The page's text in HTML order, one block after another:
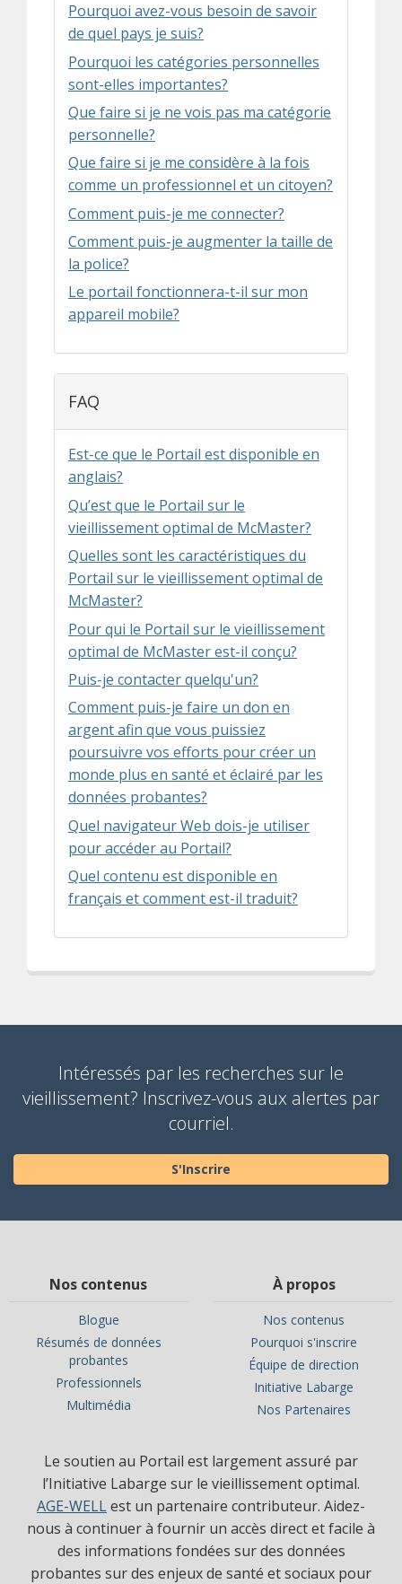
Pourquoi avez-vous besoin de savoir
de quel pays je suis?
Pourquoi les catégories personnelles
sont-elles importantes?
Que faire si je ne vois pas ma catégorie
personnelle?
Que faire si je me considère à la fois
comme un professionnel et un citoyen?
Comment puis-je me connecter?
Comment puis-je augmenter la taille de
la police?
Le portail fonctionnera-t-il sur mon
appareil mobile?
FAQ
Est-ce que le Portail est disponible en
anglais?
Qu’est que le Portail sur le
vieillissement optimal de McMaster?
Quelles sont les caractéristiques du
Portail sur le vieillissement optimal de
McMaster?
Pour qui le Portail sur le vieillissement
optimal de McMaster est-il conçu?
Puis-je contacter quelqu'un?
Comment puis-je faire un don en
argent afin que vous puissiez
poursuivre vos efforts pour créer un
monde plus en santé et éclairé par les
données probantes?
Quel navigateur Web dois-je utiliser
pour accéder au Portail?
Quel contenu est disponible en
français et comment est-il traduit?
Intéressés par les recherches sur le
vieillissement? Inscrivez-vous aux alertes par
courriel.
S'Inscrire
Nos contenus
Blogue
Résumés de données
probantes
Professionnels
Multimédia
À propos
Nos contenus
Pourquoi s'inscrire
Équipe de direction
Initiative Labarge
Nos Partenaires
Le soutien au Portail est largement assuré par
l’Initiative Labarge sur le vieillissement optimal.
AGE-WELLest un partenaire contributeur. Aidez-
nous à continuer à fournir un accès direct et facile à
des informations fondées sur des données
probantes sur des enjeux de santé et sociaux pour